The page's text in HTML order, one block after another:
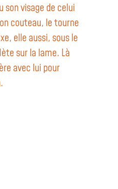
son visage de celui
couteau, le tourne
elle aussi, sous le
sur la lame. Là
avec lui pour